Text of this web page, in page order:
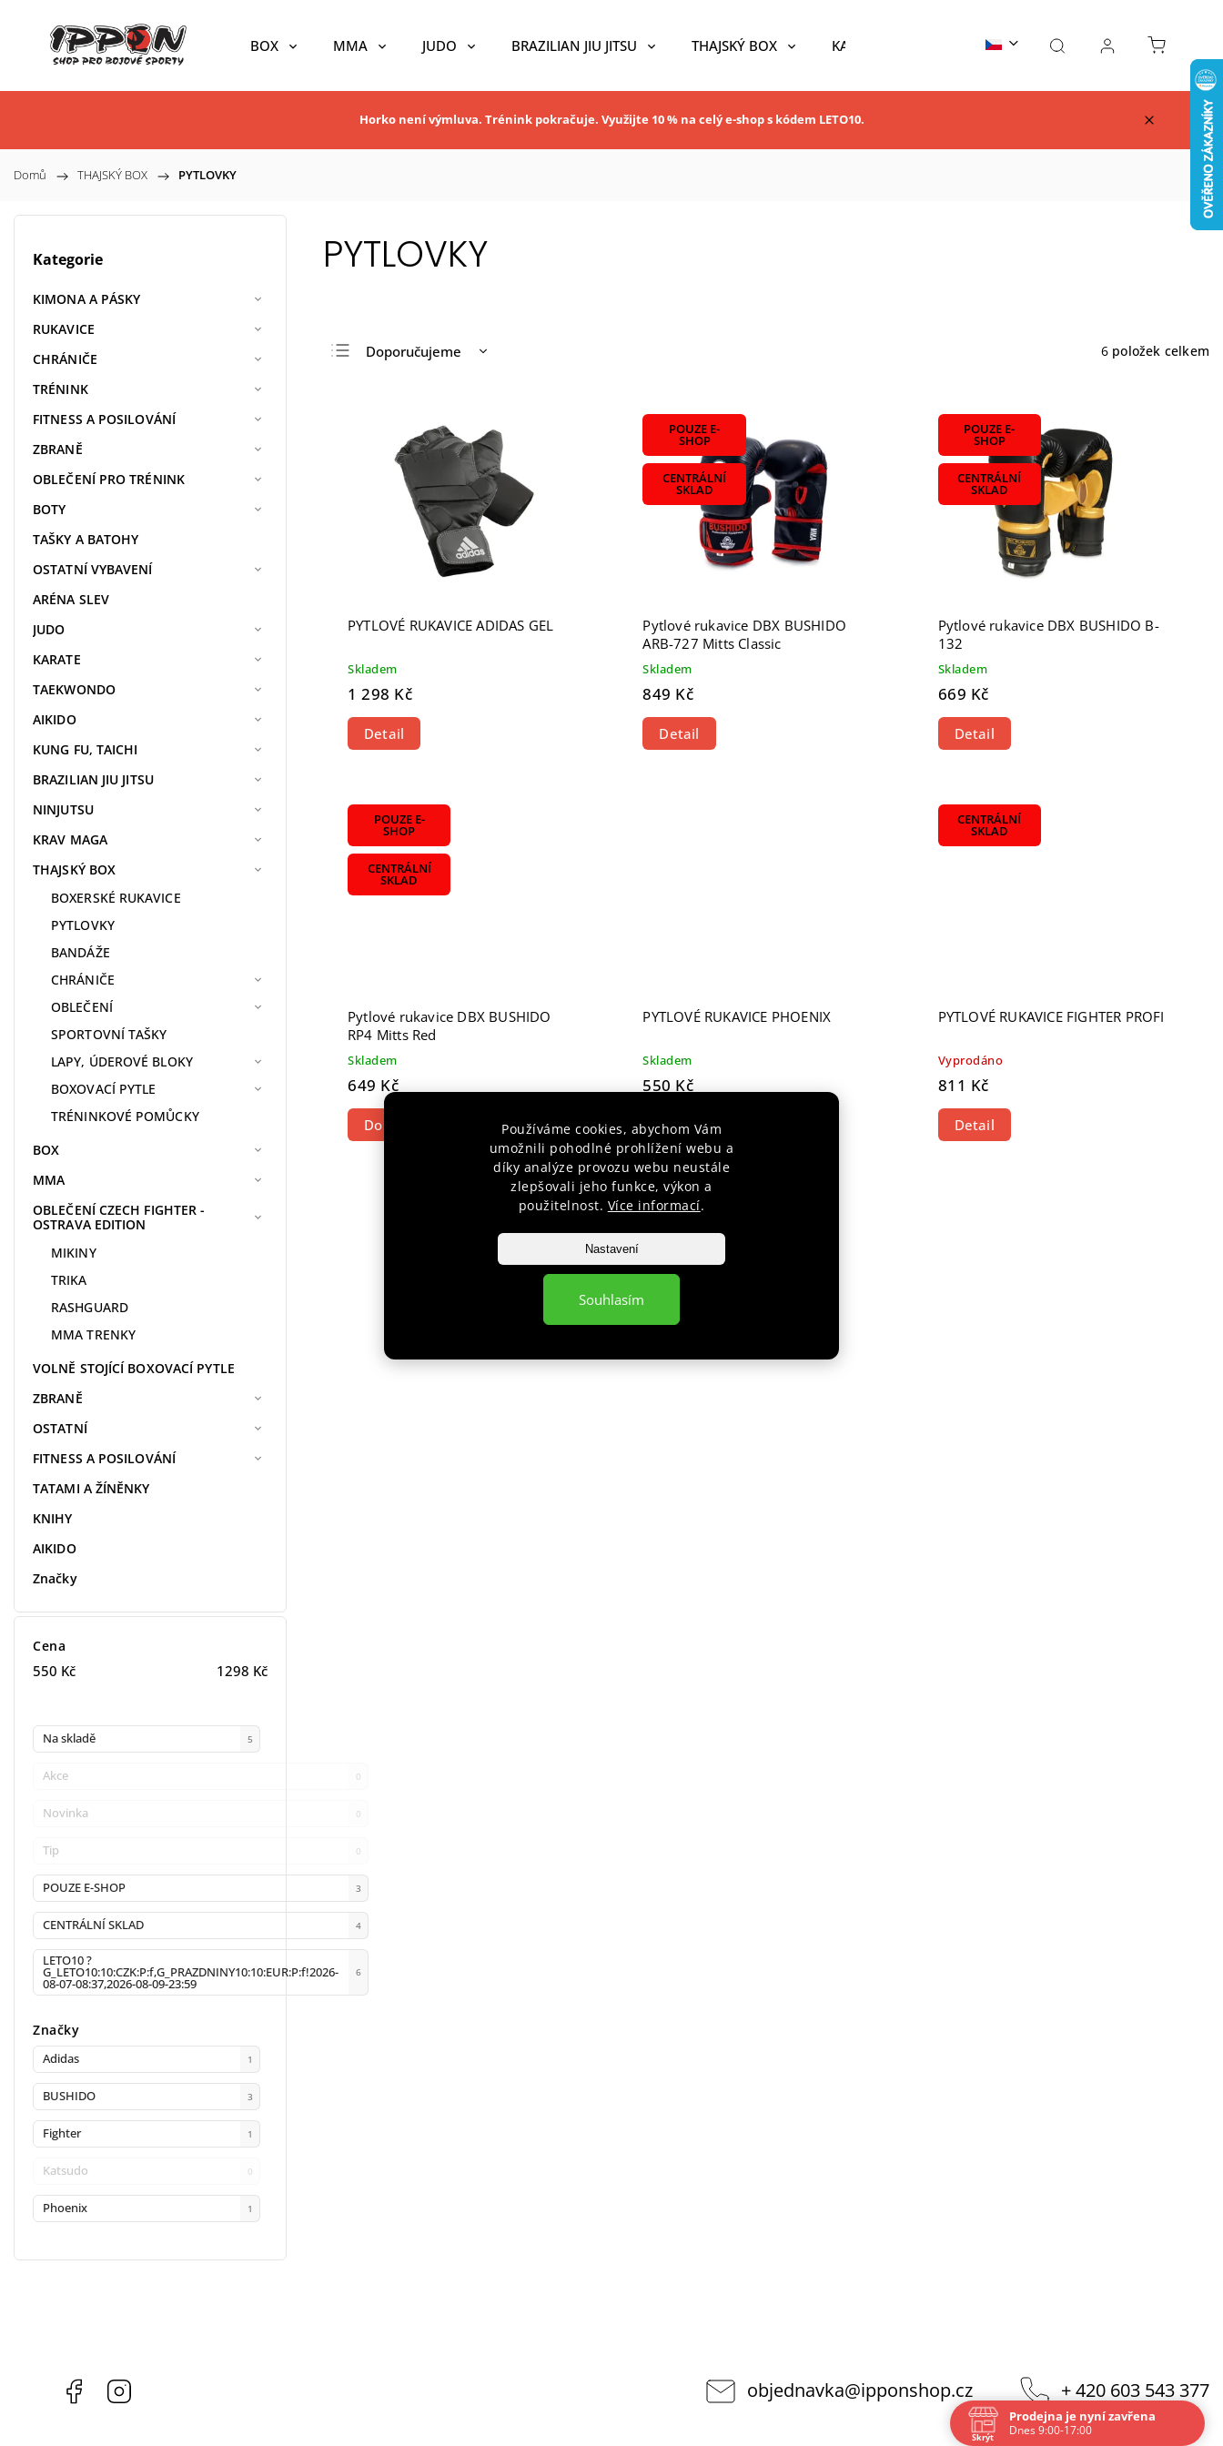
Používáme cookies, abychom Vám
umožnili pohodlné prohlížení webu a
díky analýze provozu webu neustále
zlepšovali jeho funkce, výkon a
použitelnost. Více informací.
Nastavení
Souhlasím
BOX MMA JUDO BRAZILIAN JIU JITSU THAJSKÝ BOX KARATE TAEKWONDO AIKIDO
Horko není výmluva. Trénink pokračuje. Využijte 10 % na celý e-shop s kódem LETO10.
Domů / THAJSKÝ BOX / PYTLOVKY
Kategorie
KIMONA A PÁSKY
RUKAVICE
CHRÁNIČE
TRÉNINK
FITNESS A POSILOVÁNÍ
ZBRANĚ
OBLEČENÍ PRO TRÉNINK
BOTY
TAŠKY A BATOHY
OSTATNÍ VYBAVENÍ
ARÉNA SLEV
JUDO
KARATE
TAEKWONDO
AIKIDO
KUNG FU, TAICHI
BRAZILIAN JIU JITSU
NINJUTSU
KRAV MAGA
THAJSKÝ BOX
BOXERSKÉ RUKAVICE
PYTLOVKY
BANDÁŽE
CHRÁNIČE
OBLEČENÍ
SPORTOVNÍ TAŠKY
LAPY, ÚDEROVÉ BLOKY
BOXOVACÍ PYTLE
TRÉNINKOVÉ POMŮCKY
BOX
MMA
OBLEČENÍ CZECH FIGHTER -
OSTRAVA EDITION
MIKINY
TRIKA
RASHGUARD
MMA TRENKY
VOLNĚ STOJÍCÍ BOXOVACÍ PYTLE
ZBRANĚ
OSTATNÍ
FITNESS A POSILOVÁNÍ
TATAMI A ŽÍNĚNKY
KNIHY
AIKIDO
Značky
Cena
550 Kč 1298 Kč
Na skladě 5
Akce 0
Novinka 0
Tip 0
POUZE E-SHOP 3
CENTRÁLNÍ SKLAD 4
LETO10 ?
G_LETO10:10:CZK:P:f,G_PRAZDNINY10:10:EUR:P:f!2026-
08-07-08:37,2026-08-09-23:59
6
Značky
Adidas 1
BUSHIDO 3
Fighter 1
Katsudo 0
Phoenix 1
PYTLOVKY
Doporučujeme
Nejprodávanější
Abecedně
6 položek celkem
PYTLOVÉ RUKAVICE ADIDAS GEL
Skladem
1 298 Kč
Detail
POUZE E-
SHOP
CENTRÁLNÍ
SKLAD
Pytlové rukavice DBX BUSHIDO
ARB-727 Mitts Classic
Skladem
849 Kč
Detail
POUZE E-
SHOP
CENTRÁLNÍ
SKLAD
Pytlové rukavice DBX BUSHIDO B-
132
Skladem
669 Kč
Detail
POUZE E-
SHOP
CENTRÁLNÍ
SKLAD
Pytlové rukavice DBX BUSHIDO
RP4 Mitts Red
Skladem
649 Kč
Do košíku
PYTLOVÉ RUKAVICE PHOENIX
Skladem
550 Kč
Detail
CENTRÁLNÍ
SKLAD
PYTLOVÉ RUKAVICE FIGHTER PROFI
Vyprodáno
811 Kč
Detail
Facebook objednavka@ipponshop.cz + 420 603 543 377
Prodejna je nyní zavřena
Dnes 9:00-17:00
Skrýt